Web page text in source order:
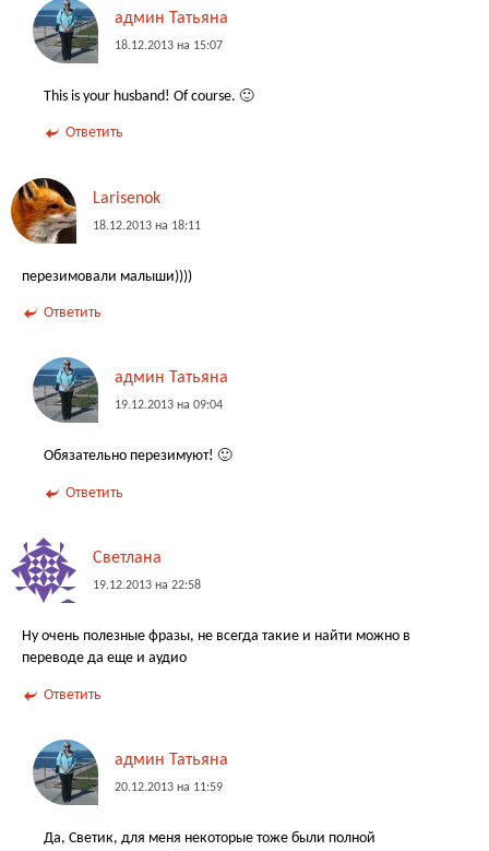
админ Татьяна
18.12.2013 на 15:07
This is your husband! Of course. 🙂
Ответить
Larisenok
18.12.2013 на 18:11
перезимовали малыши))))
Ответить
админ Татьяна
19.12.2013 на 09:04
Обязательно перезимуют! 🙂
Ответить
Светлана
19.12.2013 на 22:58
Ну очень полезные фразы, не всегда такие и найти можно в
переводе да еще и аудио
Ответить
админ Татьяна
20.12.2013 на 11:59
Да, Светик, для меня некоторые тоже были полной